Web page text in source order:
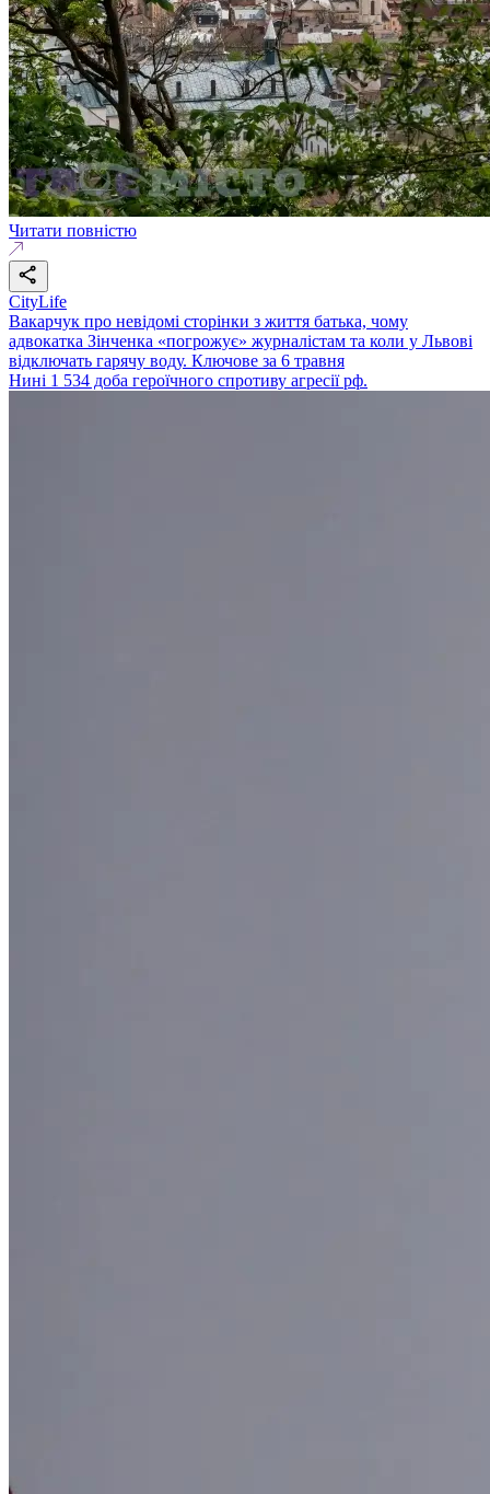
Читати повністю
CityLife
Вакарчук про невідомі сторінки з життя батька, чому
адвокатка Зінченка «погрожує» журналістам та коли у Львові
відключать гарячу воду. Ключове за 6 травня
Нині 1 534 доба героїчного спротиву агресії рф.